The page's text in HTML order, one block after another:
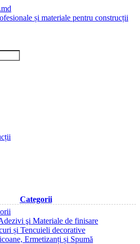
Categorii
şi Materiale de finisare
și Tencuieli decorative
Ermetizanți și Spumă